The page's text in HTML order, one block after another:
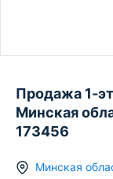
Продажа 1-
Минская
173456
Минская